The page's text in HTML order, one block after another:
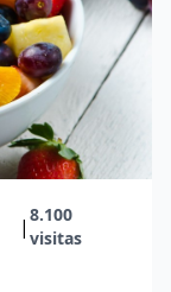
|8.100
visitas